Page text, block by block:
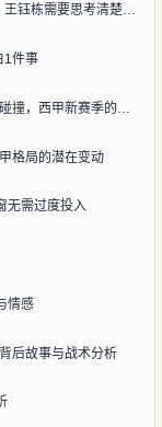
八月四日：180万欧元估值，无法换来德甲一分一秒！王钰栋需要思考清楚一件事
1件事
米克尔·韦斯加自由身加盟阿尔梅里亚：经验与年轻的碰撞，西甲新赛季的战术新篇章
格局的潜在变动
无需过度投入
情感
后故事与战术分析